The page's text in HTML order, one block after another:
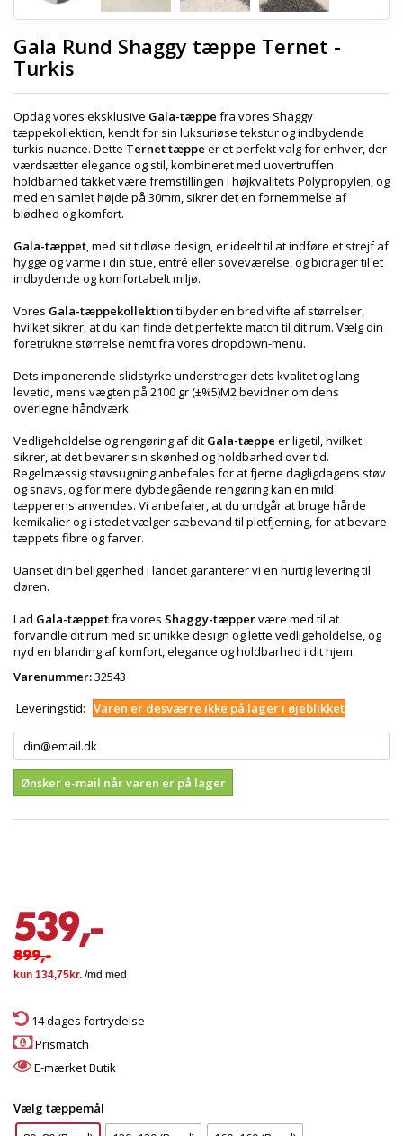
Gala Rund Shaggy tæppe Ternet -
Turkis
Opdag vores eksklusive Gala-tæppe fra vores Shaggy
tæppekollektion, kendt for sin luksuriøse tekstur og indbydende
turkis nuance. Dette Ternet tæppe er et perfekt valg for enhver, der
værdsætter elegance og stil, kombineret med uovertruffen
holdbarhed takket være fremstillingen i højkvalitets Polypropylen, og
med en samlet højde på 30mm, sikrer det en fornemmelse af
blødhed og komfort.
Gala-tæppet, med sit tidløse design, er ideelt til at indføre et strejf af
hygge og varme i din stue, entré eller soveværelse, og bidrager til et
indbydende og komfortabelt miljø.
Vores Gala-tæppekollektion tilbyder en bred vifte af størrelser,
hvilket sikrer, at du kan finde det perfekte match til dit rum. Vælg din
foretrukne størrelse nemt fra vores dropdown-menu.
Dets imponerende slidstyrke understreger dets kvalitet og lang
levetid, mens vægten på 2100 gr (±%5)M2 bevidner om dens
overlegne håndværk.
Vedligeholdelse og rengøring af dit Gala-tæppe er ligetil, hvilket
sikrer, at det bevarer sin skønhed og holdbarhed over tid.
Regelmæssig støvsugning anbefales for at fjerne dagligdagens støv
og snavs, og for mere dybdegående rengøring kan en mild
tæpperens anvendes. Vi anbefaler, at du undgår at bruge hårde
kemikalier og i stedet vælger sæbevand til pletfjerning, for at bevare
tæppets fibre og farver.
Uanset din beliggenhed i landet garanterer vi en hurtig levering til
døren.
Lad Gala-tæppetfra vores Shaggy-tæppervære med til at
forvandle dit rum med sit unikke design og lette vedligeholdelse, og
nyd en blanding af komfort, elegance og holdbarhed i dit hjem.
Varenummer:32543
Leveringstid: Varen er desværre ikke på lager i øjeblikket
Ønsker e-mail når varen er på lager
539,-
899,-
14 dages fortrydelse
Prismatch
E-mærket Butik
Vælg tæppemål